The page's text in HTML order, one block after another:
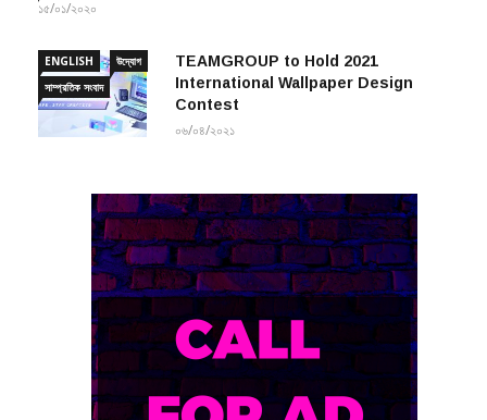
১৫/০১/২০২০
ENGLISH
উদ্যোগ
সাম্প্রতিক সংবাদ
TEAMGROUP to Hold 2021
International Wallpaper Design
Contest
০৬/০৪/২০২১